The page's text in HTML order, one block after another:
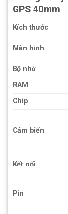
GPS 40mm
Kích thước
Màn hình
Bộ nhớ
RAM
Chip
Cảm biến
Kết nối
Pin